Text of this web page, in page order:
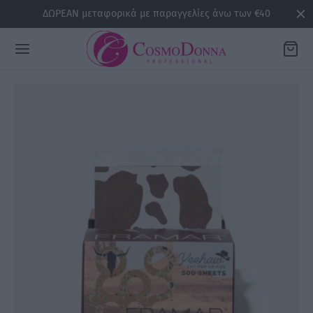
ΔΩΡΕΑΝ μεταφορικά με παραγγελίες άνω των €40